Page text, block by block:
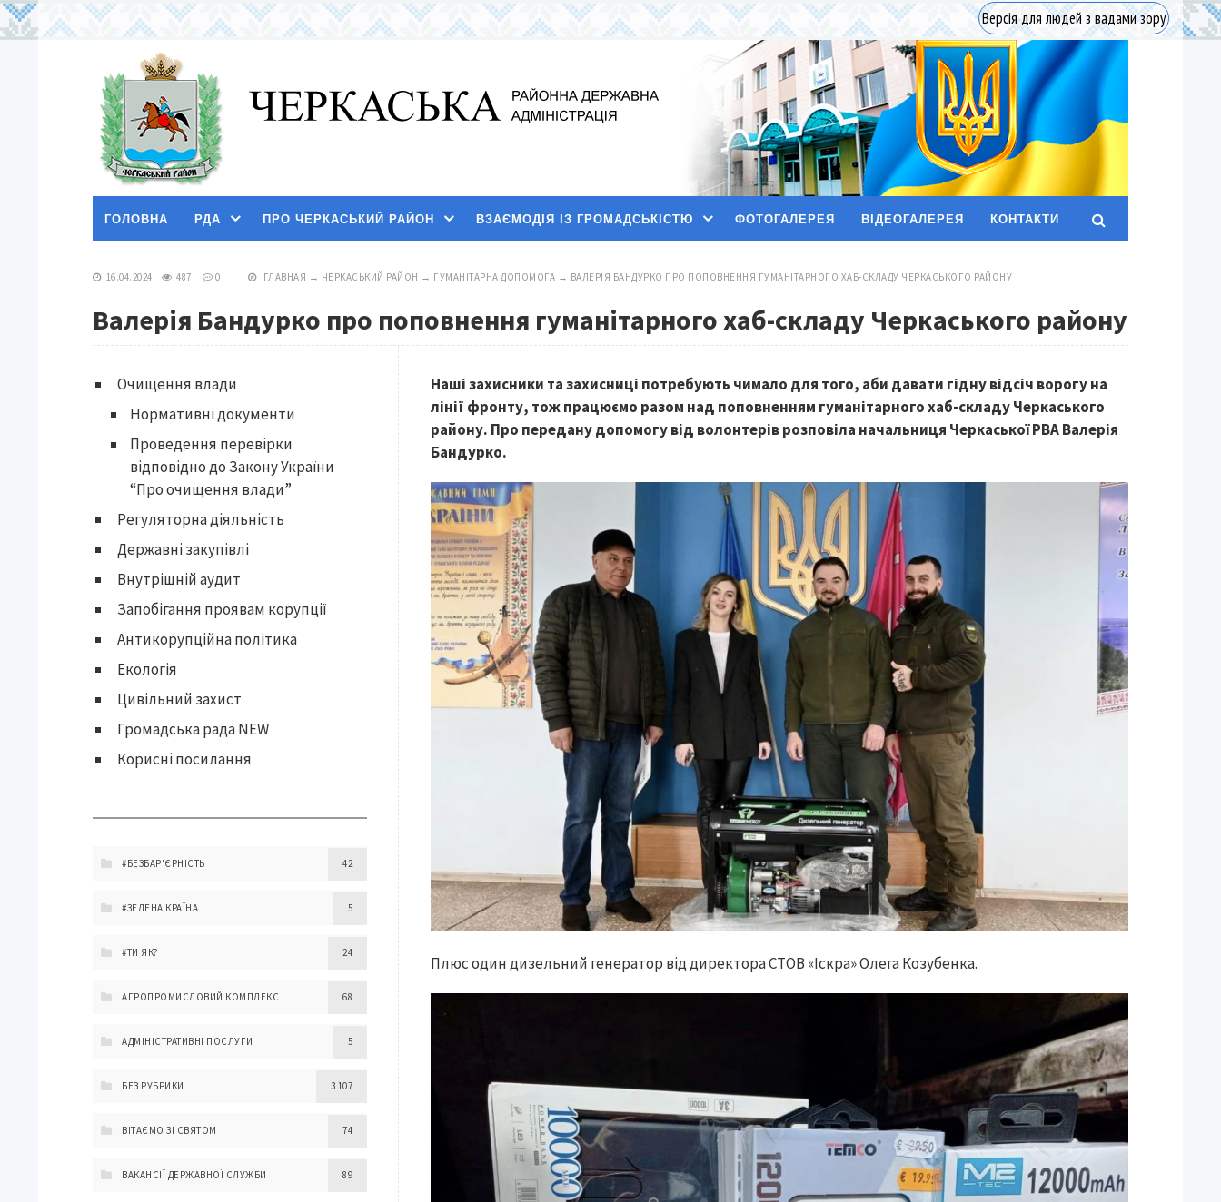
Версія для людей з вадами зору
ГОЛОВНА РДА ПРО ЧЕРКАСЬКИЙ РАЙОН ВЗАЄМОДІЯ ІЗ ГРОМАДСЬКІСТЮ ФОТОГАЛЕРЕЯ ВІДЕОГАЛЕРЕЯ КОНТАКТИ
16.04.2024 487 0 ГЛАВНАЯ → ЧЕРКАСЬКИЙ РАЙОН → ГУМАНІТАРНА ДОПОМОГА → ВАЛЕРІЯ БАНДУРКО ПРО ПОПОВНЕННЯ ГУМАНІТАРНОГО ХАБ-СКЛАДУ ЧЕРКАСЬКОГО РАЙОНУ
Валерія Бандурко про поповнення гуманітарного хаб-складу Черкаського району
Наші захисники та захисниці потребують чимало для того, аби давати гідну відсіч ворогу на
лінії фронту, тож працюємо разом над поповненням гуманітарного хаб-складу Черкаського
району. Про передану допомогу від волонтерів розповіла начальниця Черкаської РВА Валерія
Бандурко.
Плюс один дизельний генератор від директора СТОВ «Іскра» Олега Козубенка.
Очищення влади
Нормативні документи
Проведення перевірки
відповідно до Закону України
“Про очищення влади”
Регуляторна діяльність
Державні закупівлі
Внутрішній аудит
Запобігання проявам корупції
Антикорупційна політика
Екологія
Цивільний захист
Громадська рада NEW
Корисні посилання
#БЕЗБАР'ЄРНІСТЬ 42
#ЗЕЛЕНА КРАЇНА 5
#ТИ ЯК? 24
АГРОПРОМИСЛОВИЙ КОМПЛЕКС 68
АДМІНІСТРАТИВНІ ПОСЛУГИ 5
БЕЗ РУБРИКИ 3 107
ВІТАЄМО ЗІ СВЯТОМ 74
ВАКАНСІЇ ДЕРЖАВНОЇ СЛУЖБИ 89